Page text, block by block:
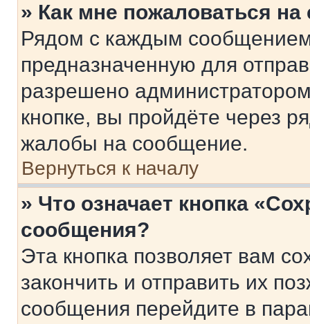
» Как мне пожаловаться
Рядом с каждым сообщением
предназначенную для
разрешено
кнопке, вы пройдёте через
жалобы на сообщение.
Вернуться к началу
» Что означает кнопка
сообщения?
Эта кнопка позволяет вам
закончить и отправить их
сообщения перейдите в